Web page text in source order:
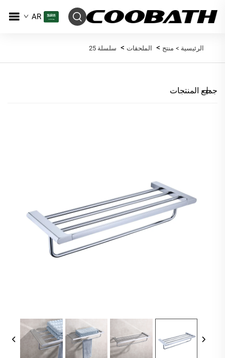
AR
الرئيسية > منتج > الملحقات> سلسلة 25
جميع المنتجات